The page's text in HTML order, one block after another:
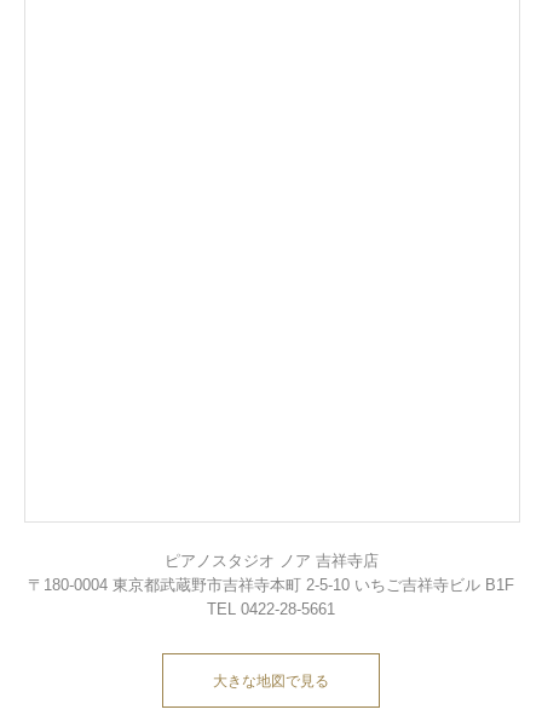
ピアノスタジオ ノア 吉祥寺店
〒180-0004 東京都武蔵野市吉祥寺本町 2-5-10 いちご吉祥寺ビル B1F
TEL 0422-28-5661
大きな地図で見る